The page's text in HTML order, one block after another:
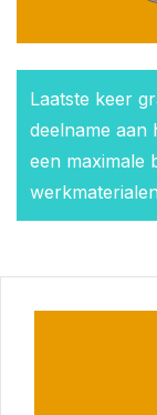
Laatste keer
deelname aan
een maximale